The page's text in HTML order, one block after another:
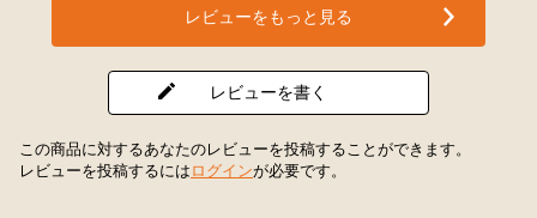
レビューをもっと見る
レビューを書く
この商品に対するあなたのレビューを投稿することができます。
レビューを投稿するには ログインが必要です。